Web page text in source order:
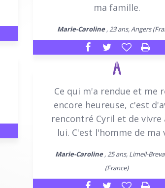
ma famille.
Marie-Caroline, 23 ans, Angers
Ce qui m'a rendue et me
encore heureuse, c'est
rencontré Cyril et de vivre
lui. C'est l'homme de ma
Marie-Caroline, 25 ans, Limeil-
(France)